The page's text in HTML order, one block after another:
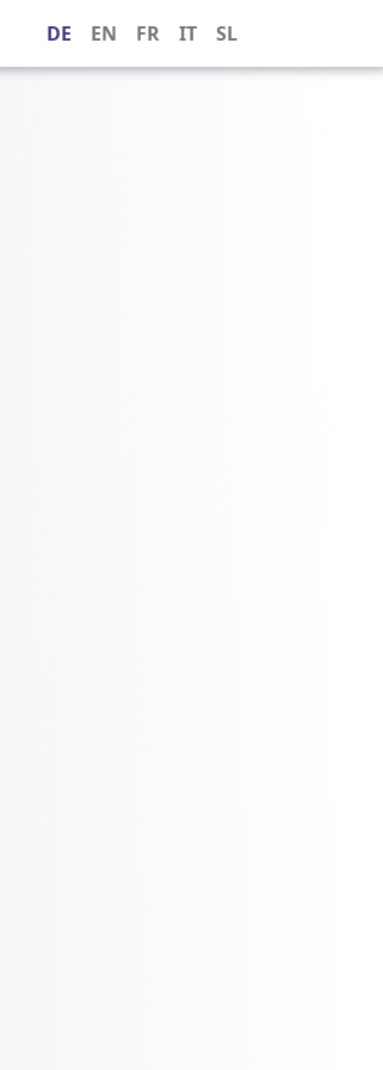
DE EN FR IT SL